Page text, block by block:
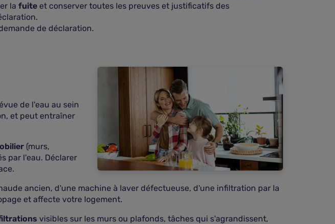
la fuite et conserver toutes les preuves et justificatifs des
de déclaration.
de l'eau au sein
et peut entraîner
(murs,
par l'eau. Déclarer
ancien, d'une machine à laver défectueuse, d'une infiltration par la
et affecte votre logement.
visibles sur les murs ou plafonds, tâches qui s'agrandissent,